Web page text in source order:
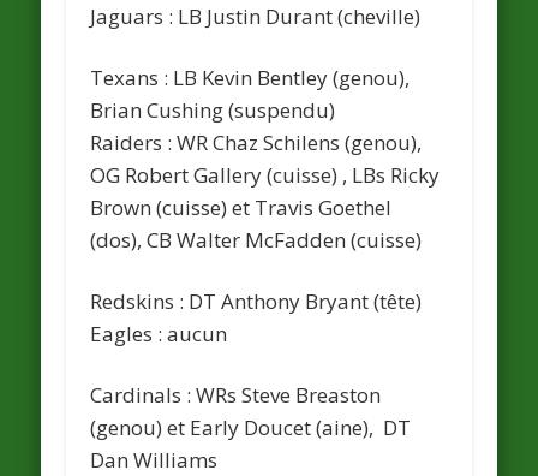
Jaguars : LB Justin Durant (cheville)
Texans : LB Kevin Bentley (genou),
Brian Cushing (suspendu)
Raiders : WR Chaz Schilens (genou),
OG Robert Gallery (cuisse) , LBs Ricky
Brown (cuisse) et Travis Goethel
(dos), CB Walter McFadden (cuisse)
Redskins : DT Anthony Bryant (tête)
Eagles : aucun
Cardinals : WRs Steve Breaston
(genou) et Early Doucet (aine), DT
Dan Williams